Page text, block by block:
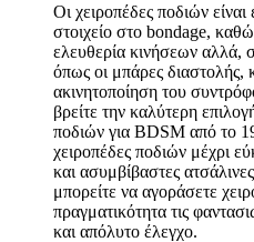
Οι χειροπέδες ποδιών
στοιχείο στο bondage,
ελευθερία κινήσεων
όπως οι μπάρες διαστολής,
ακινητοποίηση του
βρείτε την καλύτερη
ποδιών για BDSM από το
χειροπέδες ποδιών μέχρι
και ασυμβίβαστες
μπορείτε να αγοράσετε
πραγματικότητα τις
και απόλυτο έλεγχο.